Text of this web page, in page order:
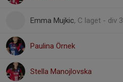
Emma Mujkic, C laget - div 3
Paulina Örnek
Stella Manojlovska